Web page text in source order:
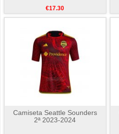
€17.30
Camiseta Seattle Sounders
2ª 2023-2024